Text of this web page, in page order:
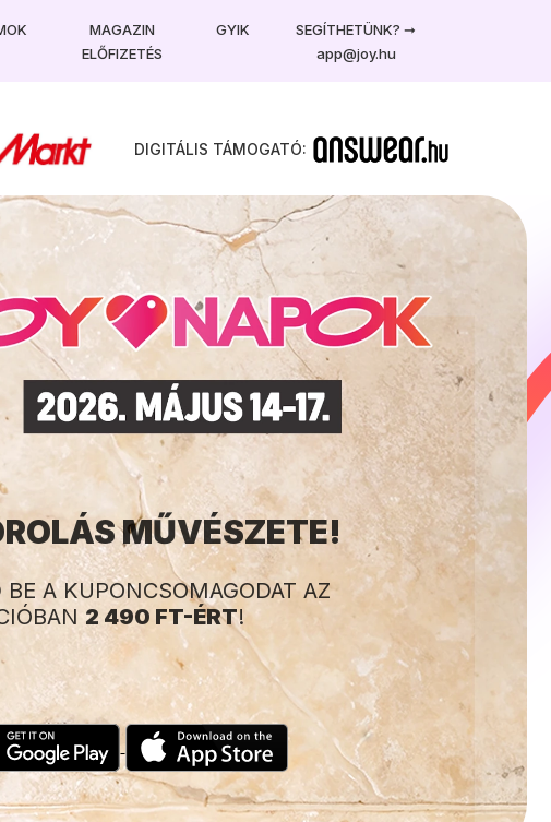
MAGAZIN
ELŐFIZETÉS
GYIK SEGÍTHETÜNK? ➞
app@joy.hu
DIGITÁLIS TÁMOGATÓ:
MŰVÉSZETE!
BE A KUPONCSOMAGODAT AZ
2 490 FT-ÉRT!